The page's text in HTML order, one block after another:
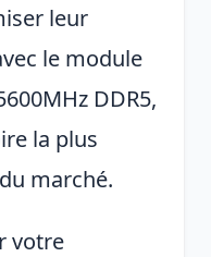
leur
le module
DDR5,
la plus
marché.
votre